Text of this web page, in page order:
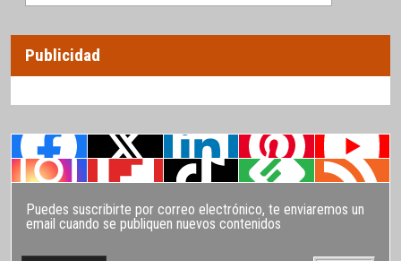
Publicidad
Puedes suscribirte por correo electrónico, te enviaremos un
email cuando se publiquen nuevos contenidos